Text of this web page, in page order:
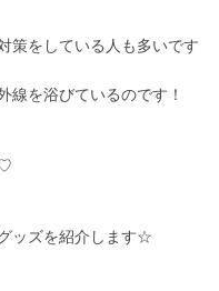
策をしている人も多いです
線を浴びているのです！
ッズを紹介します☆